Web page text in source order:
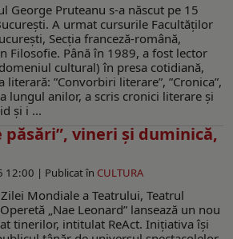
George Pruteanu s-a născut pe 15
A urmat cursurile Facultăților
Secția franceză-română,
Filosofie. Până în 1989, a fost lector
cultural) în presa cotidiană,
”Convorbiri literare”, ”Cronica”,
lungul anilor, a scris cronici literare și
și i ...
păsări”, vineri și duminică,
12:00 | Publicat în CULTURA
Mondiale a Teatrului, Teatrul
„Nae Leonard” lansează un nou
tinerilor, intitulat ReAct. Inițiativa își